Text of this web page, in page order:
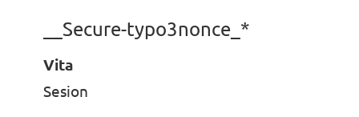
__Secure-typo3nonce_*
Vita
Sesion